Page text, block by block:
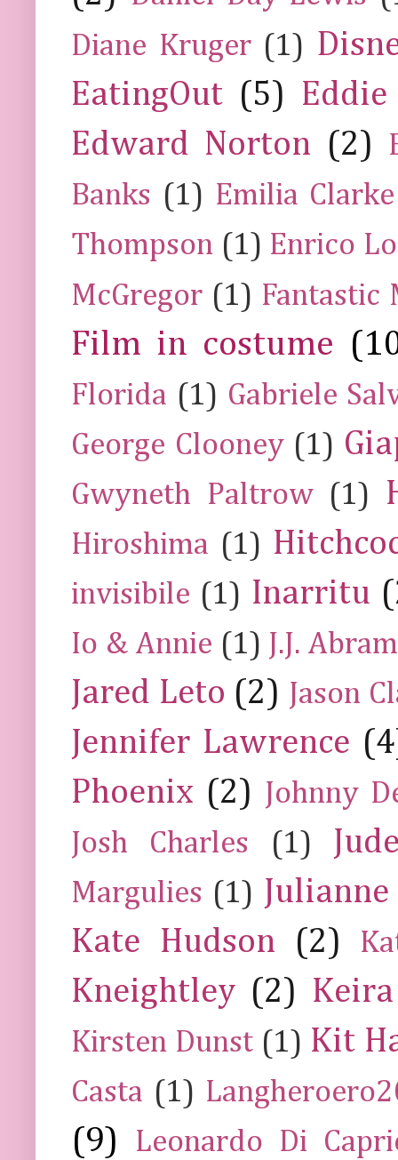
Diane Kruger (1)
EatingOut (5) Eddie
Edward Norton (2)
Banks (1) Emilia Clarke
Thompson (1) Enrico
McGregor (1) Fantastic
Film in costume
Florida (1) Gabriele
George Clooney (1)
Gwyneth Paltrow (1)
Hiroshima (1)
invisibile (1) Inarritu
Io & Annie (1) J.J.
Jared Leto (2) Jason
Jennifer Lawrence
Phoenix (2) Johnny
Josh Charles
(1)
Margulies (1)
Kate Hudson
(2)
Kneightley (2)
Kirsten Dunst (1) Kit
Casta (1)
(9) Leonardo Di